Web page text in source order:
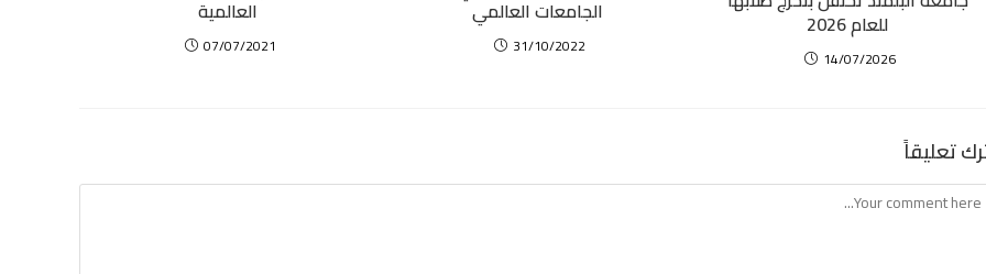
العالمية
07/07/2021
الجامعات العالمي
31/10/2022
للعام 2026
14/07/2026
تعليقاً